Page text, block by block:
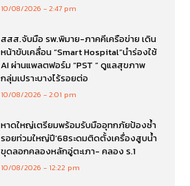
10/08/2026 2:47 pm
สสส.จับมือ รพ.พิมาย-ภาคคีเครือข่าย เดิน
หน้าขับเคลื่อน “Smart Hospital”นำร่องใช้
AI ผ่านแพลตฟอร์ม “PST ” ดูแลสุขภาพ
กลุ่มเปราะบางไร้รอยต่อ
10/08/2026 2:01 pm
หาดใหญ่เตรียมพร้อมรับมืออุทกภัยป้องซ้ำ
รอยท่วมใหญ่ปี’68ระดมติดตั้งเครื่องสูบน้ำ
ขุดลอกคลองหลักอู่ตะเภา- คลอง ร.1
10/08/2026 12:22 pm